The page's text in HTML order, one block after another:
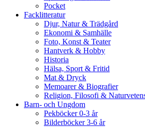
Pocket
Facklitteratur
Djur, Natur & Trädgård
Ekonomi & Samhälle
Foto, Konst & Teater
Hantverk & Hobby
Historia
Hälsa, Sport & Fritid
Mat & Dryck
Memoarer & Biografier
Religion, Filosofi &
Barn- och Ungdom
Pekböcker 0-3 år
Bilderböcker 3-6 år